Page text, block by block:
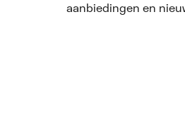
aanbiedingen en